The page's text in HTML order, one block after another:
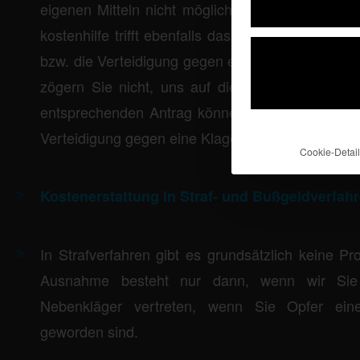
eigenen Mitteln nicht möglich ist. Die
kostenhilfe trifft ebenfalls das Gericht. Dieses
bzw. die Verteidigung gegen eine Klage
zögern Sie nicht, uns auf die
entsprechenden Antrag können wir zusammen
Verteidigung gegen eine Klage bei Gericht
Kostenerstattung in Straf- und
In Strafverfahren gibt es grundsätzlich keine
Ausnahme besteht nur dann, wenn wir
Nebenkläger vertreten, wenn Sie Opfer
geworden sind.
Cookie-